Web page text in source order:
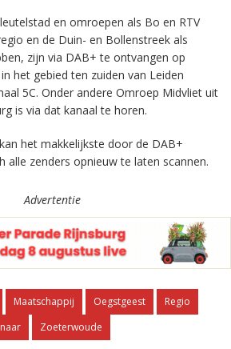
en omroepen als Bo en RTV
en de Duin- en Bollenstreek als
zijn via DAB+ te ontvangen op
het gebied ten zuiden van Leiden
5C. Onder andere Omroep Midvliet uit
is via dat kanaal te horen.
het makkelijkste door de DAB+
alle zenders opnieuw te laten scannen.
Advertentie
Maatschappij Oegstgeest
Regio
Zoeterwoude